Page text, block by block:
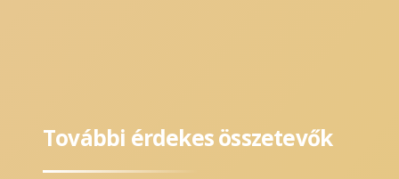
További érdekes összetevők